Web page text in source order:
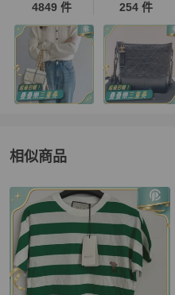
4849 件 254 件
相似商品
更多相似Gucci女裝推薦精品